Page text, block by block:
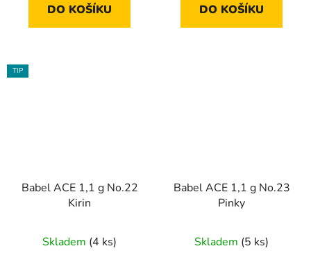
DO KOŠÍKU DO KOŠÍKU
TIP
Babel ACE 1,1 g No.22
Kirin
Skladem (4 ks)
Babel ACE 1,1 g No.23
Pinky
Skladem (5 ks)